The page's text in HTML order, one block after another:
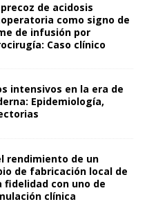
de acidosis
como signo de
de infusión por
Caso clínico
intensivos en la era de
Epidemiología,
rendimiento de un
de fabricación local de
fidelidad con uno de
clínica